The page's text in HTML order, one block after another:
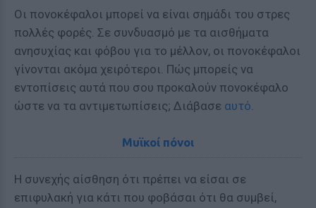
Οι πονοκέφαλοι μπορεί να είναι σημάδι του στρες
πολλές φορές. Σε συνδυασμό με τα αισθήματα
ανησυχίας και φόβου για το μέλλον, οι πονοκέφαλοι
γίνονται ακόμα χειρότεροι. Πώς μπορείς να
εντοπίσεις αυτά που σου προκαλούν πονοκέφαλο
ώστε να τα αντιμετωπίσεις; Διάβασε αυτό.
Μυϊκοί πόνοι
Η συνεχής αίσθηση ότι πρέπει να είσαι σε
επιφυλακή για κάτι που φοβάσαι ότι θα συμβεί,